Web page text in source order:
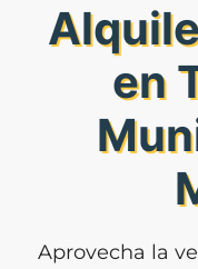
en
Aprovecha la